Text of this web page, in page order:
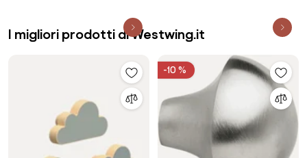
I migliori prodotti di Westwing.it
-10 %